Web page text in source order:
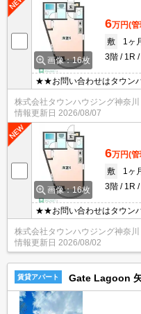
画像：16枚
6万円(管
敷
1ヶ
3階
1R
★★お問い合わせはタウン
株式会社タウンハウジング神奈
情報更新日 2026/08/07
画像：16枚
6万円(管
敷
1ヶ
3階
1R
★★お問い合わせはタウン
株式会社タウンハウジング神奈
情報更新日 2026/08/02
賃貸アパート Gate Lagoon